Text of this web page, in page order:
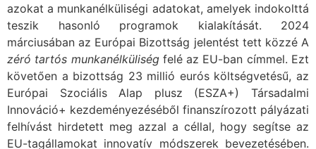
azokat a munkanélküliségi adatokat, amelyek indokolttá
teszik hasonló programok kialakítását. 2024
márciusában az Európai Bizottság jelentést tett közzé A
zéró tartós munkanélküliségfelé az EU-ban címmel. Ezt
követően a bizottság 23 millió eurós költségvetésű, az
Európai Szociális Alap plusz (ESZA+) Társadalmi
Innováció+ kezdeményezéséből finanszírozott pályázati
felhívást hirdetett meg azzal a céllal, hogy segítse az
EU-tagállamokat innovatív módszerek bevezetésében.